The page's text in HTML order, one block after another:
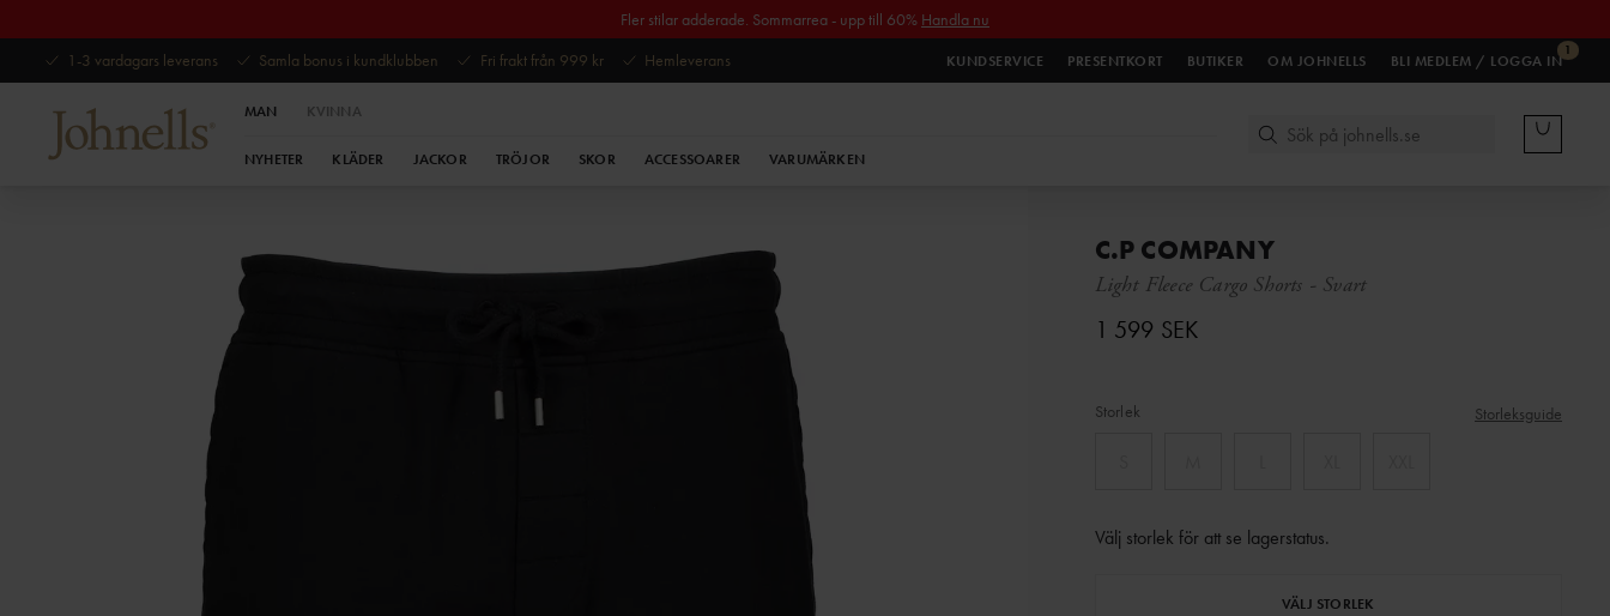
Fler stilar adderade. Sommarrea - upp till 60% Handla nu
1-3 vardagars leverans
Samla bonus i kundklubben Fri frakt från 999 kr Hemleverans KUNDSERVICE PRESENTKORT BUTIKER OM JOHNELLS
1
BLI MEDLEM / LOGGA IN
MAN KVINNA
NYHETER KLÄDER JACKOR TRÖJOR SKOR ACCESSOARER VARUMÄRKEN
C.P COMPANY
Light Fleece Cargo Shorts - Svart
1 599 SEK
Storlek Storleksguide
Välj storlek för att se lagerstatus.
VÄLJ STORLEK